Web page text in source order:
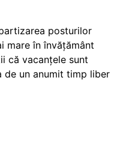
posturilor
mare în învățământ
că vacanțele sunt
un anumit timp liber